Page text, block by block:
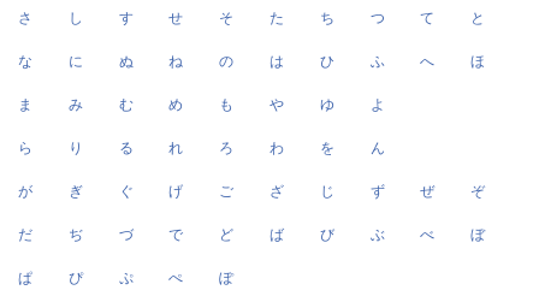
さ し す せ そ た ち つ て と
な に ぬ ね の は ひ ふ へ ほ
ま み む め も や ゆ よ
ら り る れ ろ わ を ん
が ぎ ぐ げ ご ざ じ ず ぜ ぞ
だ ぢ づ で ど ば び ぶ べ ぼ
ぱ ぴ ぷ ぺ ぽ